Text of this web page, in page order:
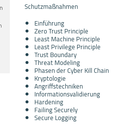
Schutzmaßnahmen
Einführung
Zero Trust Principle
Least Machine Principle
Least Privilege Principle
Trust Boundary
Threat Modeling
Phasen der Cyber Kill Chain
Kryptologie
Angriffstechniken
Informationsvalidierung
Hardening
Failing Securely
Secure Logging